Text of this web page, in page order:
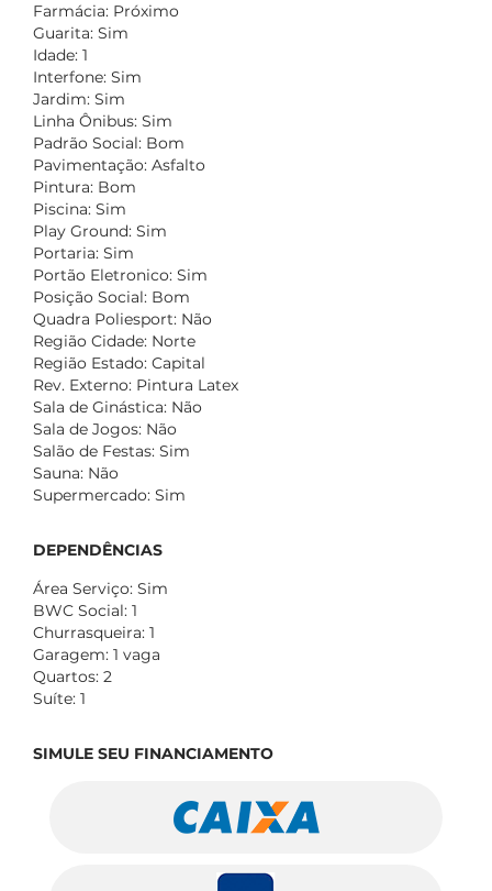
Farmácia: Próximo
Guarita: Sim
Idade: 1
Interfone: Sim
Jardim: Sim
Linha Ônibus: Sim
Padrão Social: Bom
Pavimentação: Asfalto
Pintura: Bom
Piscina: Sim
Play Ground: Sim
Portaria: Sim
Portão Eletronico: Sim
Posição Social: Bom
Quadra Poliesport: Não
Região Cidade: Norte
Região Estado: Capital
Rev. Externo: Pintura Latex
Sala de Ginástica: Não
Sala de Jogos: Não
Salão de Festas: Sim
Sauna: Não
Supermercado: Sim
DEPENDÊNCIAS
Área Serviço: Sim
BWC Social: 1
Churrasqueira: 1
Garagem: 1 vaga
Quartos: 2
Suíte: 1
SIMULE SEU FINANCIAMENTO